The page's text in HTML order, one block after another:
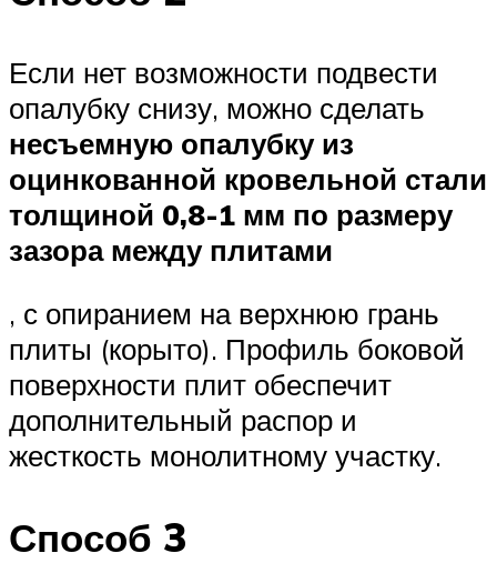
Если нет возможности подвести
опалубку снизу, можно сделать
несъемную опалубку из
оцинкованной кровельной стали
толщиной 0,8-1 мм по размеру
зазора между плитами
, с опиранием на верхнюю грань
плиты (корыто). Профиль боковой
поверхности плит обеспечит
дополнительный распор и
жесткость монолитному участку.
Способ 3